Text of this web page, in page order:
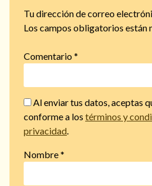
Tu dirección de correo
Los campos obligatorios están
Comentario*
Al enviar tus datos, aceptas
conforme a los términos y
privacidad.
Nombre*